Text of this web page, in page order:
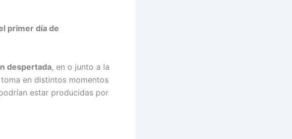
primer día de
despertada, en o junto a la
en distintos momentos
estar producidas por